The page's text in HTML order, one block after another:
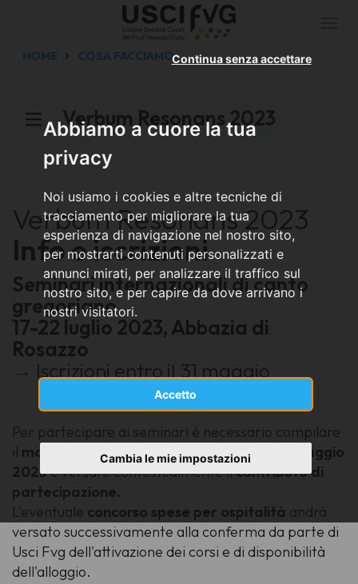
Abbiamo a cuore la tua
privacy
Noi usiamo i cookies e altre tecniche di
tracciamento per migliorare la tua
esperienza di navigazione nel nostro sito,
per mostrarti contenuti personalizzati e
annunci mirati, per analizzare il traffico sul
nostro sito, e per capire da dove arrivano i
nostri visitatori.
Accetto
Continua senza accettare
Cambia le mie impostazioni
HOME COSA FACCIAMO
Verbum Resonans 2023
Verbum Resonans 2023
Info e iscrizioni
Seminari internazionali di canto
gregoriano
17-22 luglio 2023, Abbazia di
Rosazzo
→ Iscrizioni entro il 31 maggio
Per partecipare ai seminari è necessario compilare
il modulo di iscrizione (clicca qui) entro il
31 maggio
2023e versare contestualmente ilcontributo di
partecipazione.
L'eventuale concorso spese per ospitalità andrà
versato successivamente alla conferma da parte di
Usci Fvg dell'attivazione dei corsi e di disponibilità
dell'alloggio.